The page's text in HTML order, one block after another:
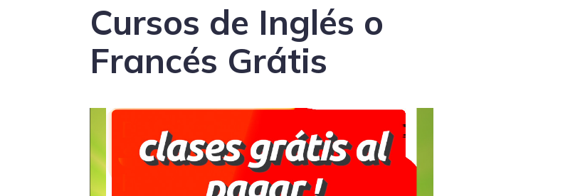
Cursos de Inglés o
Francés Grátis